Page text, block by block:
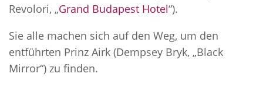
Revolori, „Grand Budapest Hotel“).
Sie alle machen sich auf den Weg, um den
entführten Prinz Airk (Dempsey Bryk, „Black
Mirror“) zu finden.